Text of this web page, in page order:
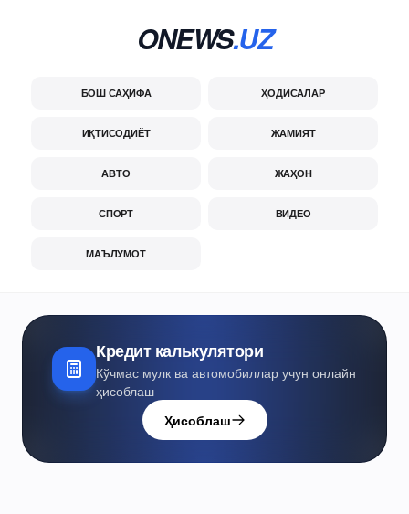
ONEWS.UZ
БОШ САҲИФА ҲОДИСАЛАР
ИҚТИСОДИЁТ ЖАМИЯТ
АВТО ЖАҲОН
СПОРТ ВИДЕО
МАЪЛУМОТ
Кредит калькулятори
Кўчмас мулк ва автомобиллар учун онлайн
ҳисоблаш
Ҳисоблаш